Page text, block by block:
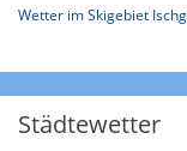
Wetter im Skigebiet
Städtewetter